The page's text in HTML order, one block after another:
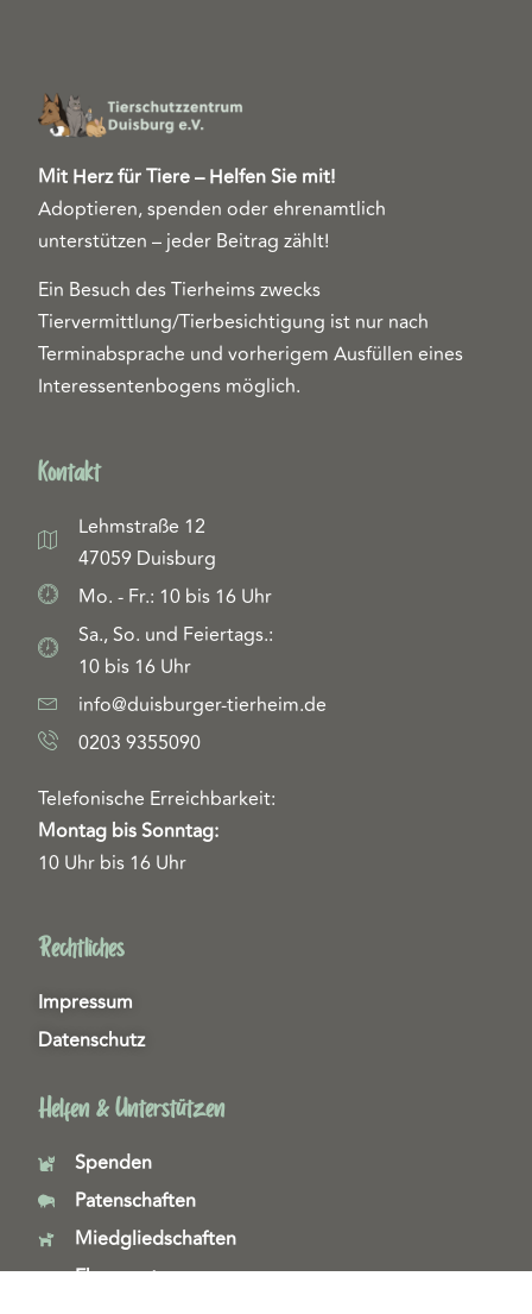
Mit Herz für Tiere – Helfen Sie mit!
Adoptieren, spenden oder ehrenamtlich
unterstützen – jeder Beitrag zählt!
Ein Besuch des Tierheims zwecks
Tiervermittlung/Tierbesichtigung ist nur nach
Terminabsprache und vorherigem Ausfüllen eines
Interessentenbogens möglich.
Kontakt
Lehmstraße 12
47059 Duisburg
Mo. - Fr.: 10 bis 16 Uhr
Sa., So. und Feiertags.:
10 bis 16 Uhr
info@duisburger-tierheim.de
0203 9355090
Telefonische Erreichbarkeit:
Montag bis Sonntag:
10 Uhr bis 16 Uhr
Rechtliches
Impressum
Datenschutz
Helfen & Unterstützen
Spenden
Patenschaften
Miedgliedschaften
Ehrenamt